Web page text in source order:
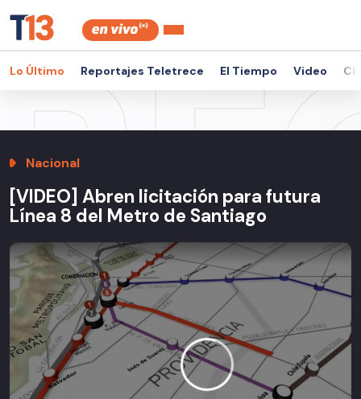
Lo Último Reportajes Teletrece El Tiempo Video
Nacional
[VIDEO] Abren licitación para futura
Línea 8 del Metro de Santiago